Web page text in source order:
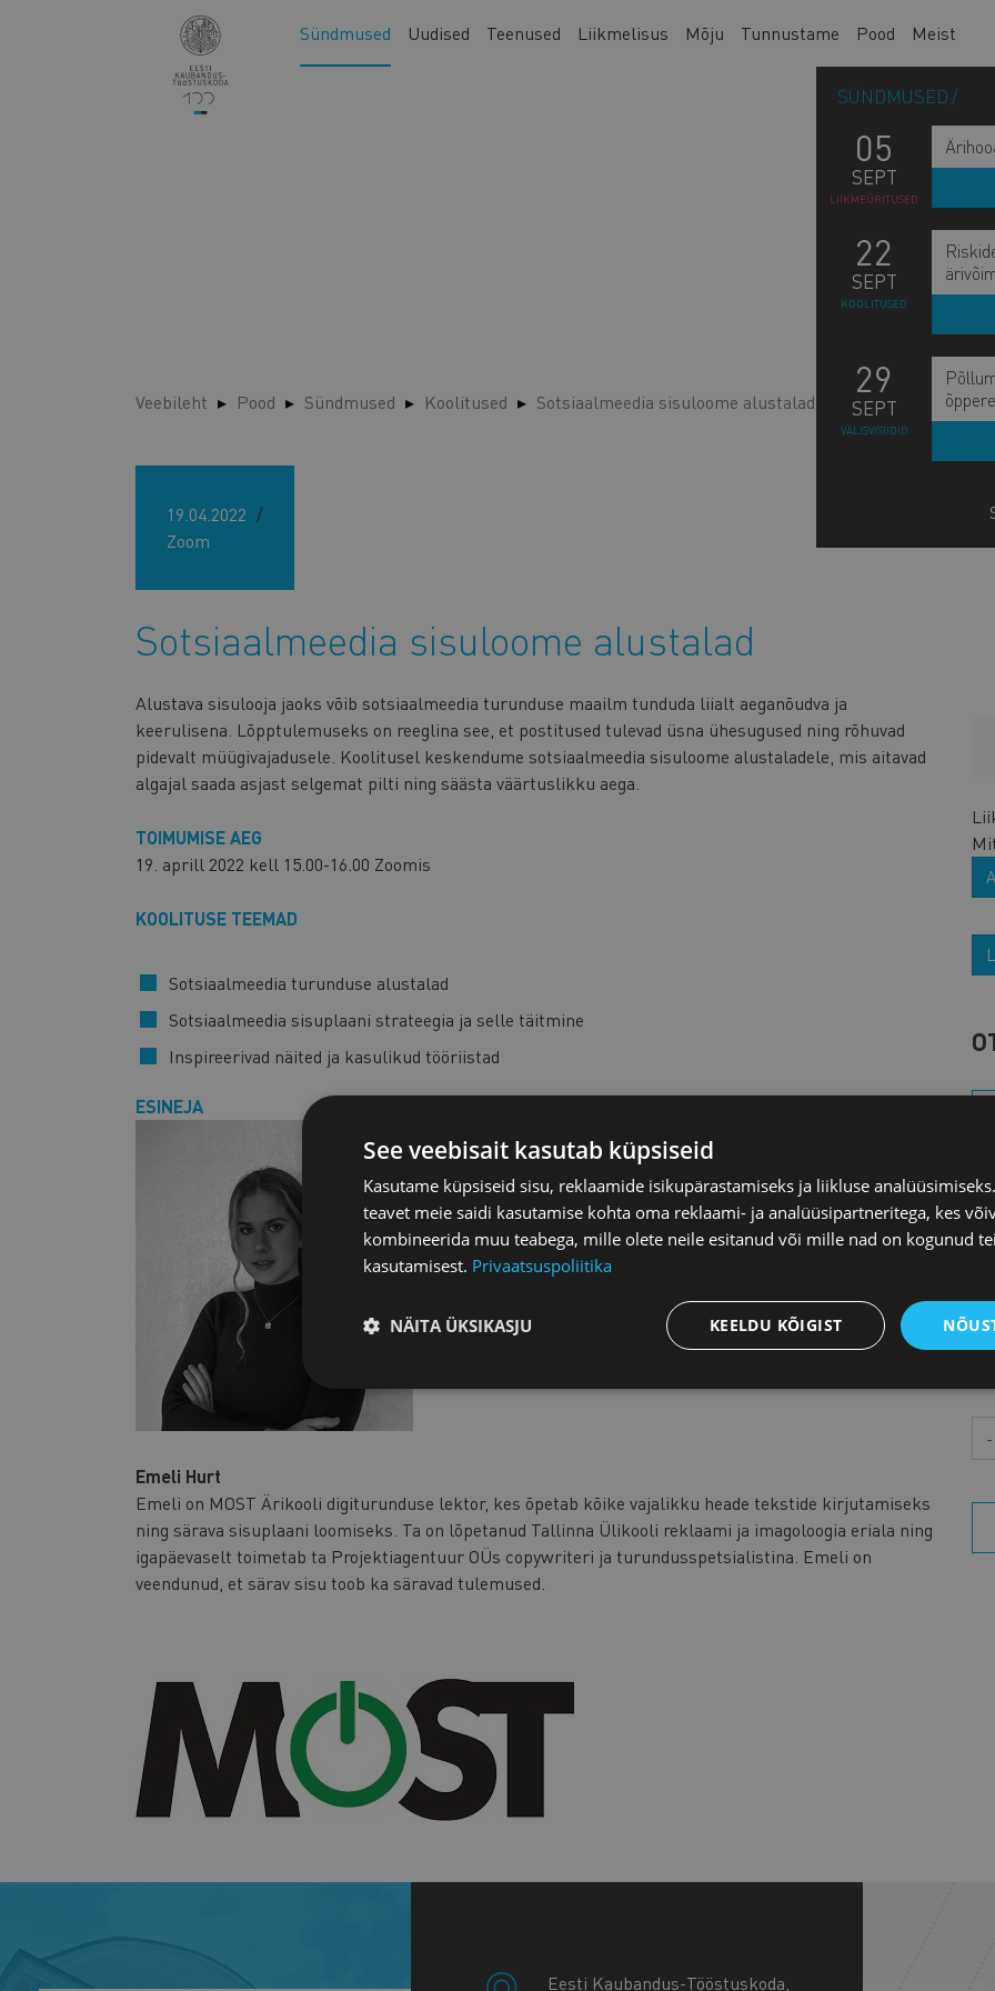
Main
navigation
Sündmused Uudised Teenused Liikmelisus Mõju Tunnustame Pood Meist
SÜNDMUSED
05
SEPT
LIIKMEÜRITUSED
22
SEPT
KOOLITUSED
29
SEPT
VÄLISVISIIDID
Veebileht Pood Sündmused Koolitused Sotsiaalmeedia sisuloome alustalad
19.04.2022
Zoom
Sotsiaalmeedia sisuloome alustalad
Alustava sisulooja jaoks võib sotsiaalmeedia turunduse maailm tunduda liialt aeganõudva ja
keerulisena. Lõpptulemuseks on reeglina see, et postitused tulevad üsna ühesugused ning rõhuvad
pidevalt müügivajadusele. Koolitusel keskendume sotsiaalmeedia sisuloome alustaladele, mis aitavad
algajal saada asjast selgemat pilti ning säästa väärtuslikku aega.
TOIMUMISE AEG
19. aprill 2022 kell 15.00-16.00 Zoomis
KOOLITUSE TEEMAD
Sotsiaalmeedia turunduse alustalad
Sotsiaalmeedia sisuplaani strateegia ja selle täitmine
Inspireerivad näited ja kasulikud tööriistad
ESINEJA
Emeli Hurt
Emeli on MOST Ärikooli digiturunduse lektor, kes õpetab kõike vajalikku heade tekstide kirjutamiseks
ning särava sisuplaani loomiseks. Ta on lõpetanud Tallinna Ülikooli reklaami ja imagoloogia eriala ning
igapäevaselt toimetab ta Projektiagentuur OÜs copywriteri ja turundusspetsialistina. Emeli on
veendunud, et särav sisu toob ka säravad tulemused.
Eesti Kaubandus-Tööstuskoda,
See veebisait kasutab küpsiseid
Kasutame küpsiseid sisu, reklaamide isikupärastamiseks ja liikluse
teavet meie saidi kasutamise kohta oma reklaami- ja analüüsipartneritega, kes
kombineerida muu teabega, mille olete neile esitanud või mille nad on kogunud
kasutamisest. Privaatsuspoliitika
KEELDU KÕIGIST
NÄITA ÜKSIKASJU